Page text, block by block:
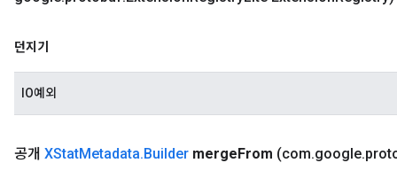
던지기
IO예외
공개 XStatMetadata.Builder mergeFrom (com.google.